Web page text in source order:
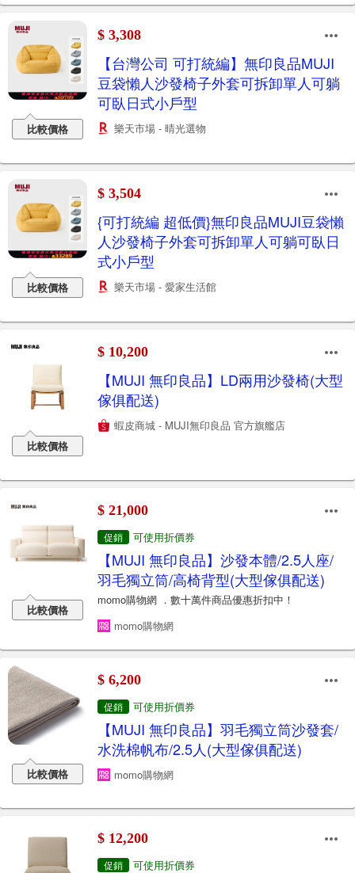
比較價格
$ 3,308
【台灣公司 可打統編】無印良品MUJI
豆袋懶人沙發椅子外套可拆卸單人可躺
可臥日式小戶型
樂天市場 - 晴光選物
比較價格
$ 3,504
{可打統編 超低價}無印良品MUJI豆袋懶
人沙發椅子外套可拆卸單人可躺可臥日
式小戶型
樂天市場 - 愛家生活館
比較價格
$ 10,200
【MUJI 無印良品】LD兩用沙發椅(大型
傢俱配送)
蝦皮商城 - MUJI無印良品 官方旗艦店
比較價格
$ 21,000
促銷 可使用折價券
【MUJI 無印良品】沙發本體/2.5人座/
羽毛獨立筒/高椅背型(大型傢俱配送)
momo購物網 ．數十萬件商品優惠折扣中！
momo購物網
比較價格
$ 6,200
促銷 可使用折價券
【MUJI 無印良品】羽毛獨立筒沙發套/
水洗棉帆布/2.5人(大型傢俱配送)
momo購物網
$ 12,200
促銷
可使用折價券